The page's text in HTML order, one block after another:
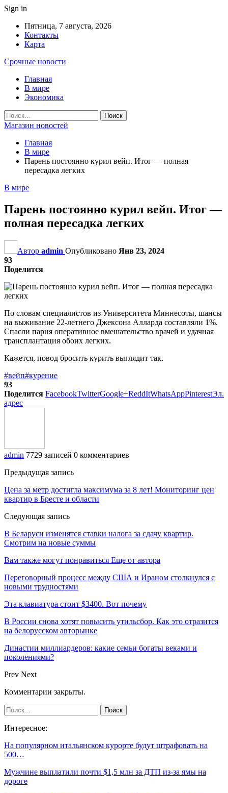
Sign in
Пятница, 7 августа, 2026
Контакты
Карта
Срочные новости
Главная
В мире
Экономика
Магазин новостей
Главная
В мире
Парень постоянно курил вейп. Итог — полная
пересадка легких
В мире
Парень постоянно курил вейп. Итог —
полная пересадка легких
Автор admin Опубликовано Янв 23, 2024
93
Поделится
По словам специалистов из Университета Миннесоты, шансы
на выживание 22-летнего Джексона Алларда составляли 1%.
Спасли парня оперативное вмешательство врачей и удачная
трансплантация обоих легких.
Кажется, повод бросить курить выглядит так.
#вейп#курение
93
Поделится FacebookTwitterGoogle+ReddItWhatsAppPinterestЭл.
адрес
admin 7729 записей 0 комментариев
Предыдущая запись
Цена за метр достигла максимума за 8 лет! Мониторинг цен
квартир в Бресте и области
Следующая запись
В Беларуси изменятся ставки налога за сдачу квартир.
Смотрим на новые суммы
Вам также могут понравиться Еще от автора
Переговорный процесс между США и Ираном столкнулся с
новыми трудностями
Эта клавиатура стоит $3400. Вот почему
В России снова хотят повысить утильсбор. Как это отразится
на белорусском авторынке
Династии миллиардеров: какие семьи богаты веками и
поколениями?
Prev Next
Комментарии закрыты.
Интересное:
На популярном итальянском курорте будут штрафовать на
500…
Мужчине выплатили почти $1,5 млн за ДТП из-за ямы на
дороге